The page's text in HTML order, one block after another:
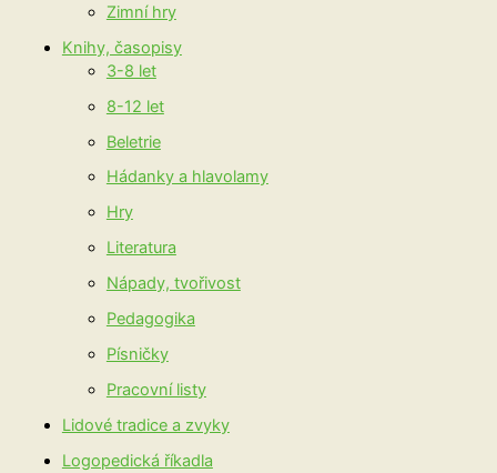
Zimní hry
Knihy, časopisy
3-8 let
8-12 let
Beletrie
Hádanky a hlavolamy
Hry
Literatura
Nápady, tvořivost
Pedagogika
Písničky
Pracovní listy
Lidové tradice a zvyky
Logopedická říkadla